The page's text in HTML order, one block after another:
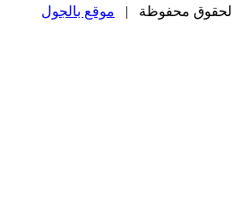
موقع بالجول